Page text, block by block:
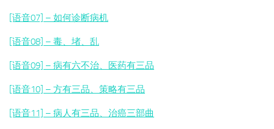
[语音07] – 如何诊断病机
[语音08] – 毒、堵、乱
[语音09] – 病有六不治、医药有三品
[语音10] – 方有三品、策略有三品
[语音11] – 病人有三品、治癌三部曲